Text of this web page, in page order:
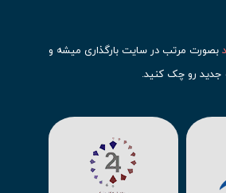
بصورت مرتب در سایت بارگذاری میشه و
رو چک کنید.
برای تیم های مطرح دنیای فوتبال، تعداد
این مورد شامل
لباس رئال مادرید
لباس منچستر سیتی